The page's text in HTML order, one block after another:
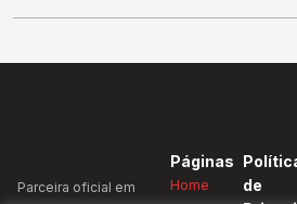
Parceira oficial em
Páginas
Home
de